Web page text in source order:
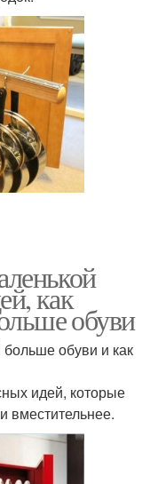
как
обуви
обуви и как
идей, которые
вместительнее.